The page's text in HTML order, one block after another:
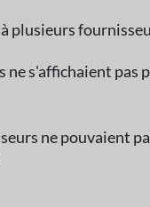
s'affichaient
ne